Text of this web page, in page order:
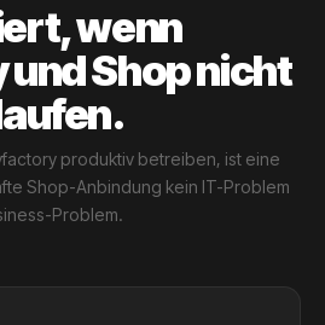
wenn
Shop nicht
produktiv betreiben, ist eine
Shop-Anbindung kein IT-Problem
Problem.